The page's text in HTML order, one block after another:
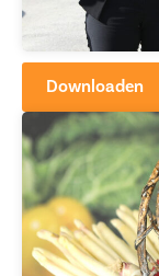
Downloaden